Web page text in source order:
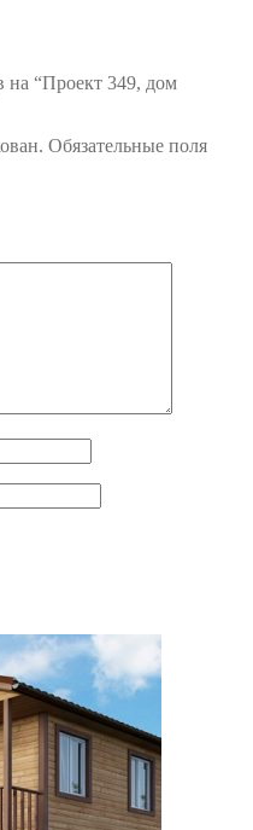
на “Проект 349, дом
Обязательные поля